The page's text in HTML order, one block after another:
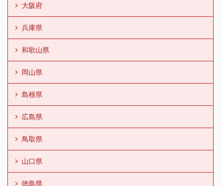
大阪府
兵庫県
和歌山県
岡山県
島根県
広島県
鳥取県
山口県
徳島県